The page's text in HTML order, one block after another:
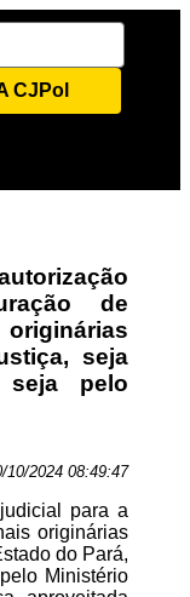
CJPol
de
seja
seja pelo
10/2024 08:49:47
para a
originárias
do Pará,
Ministério